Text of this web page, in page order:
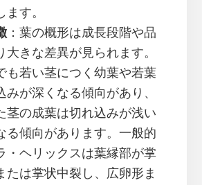
ます。
：葉の概形は成長段階や品
大きな差異が見られます。
も若い茎につく幼葉や若葉
みが深くなる傾向があり、
茎の成葉は切れ込みが浅い
る傾向があります。一般的
・ヘリックスは葉縁部が掌
たは掌状中裂し、広卵形ま